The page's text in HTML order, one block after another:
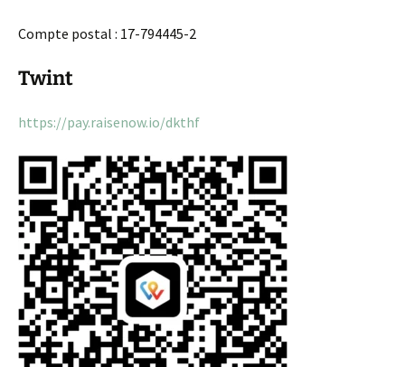
Compte postal : 17-794445-2
Twint
https://pay.raisenow.io/dkthf